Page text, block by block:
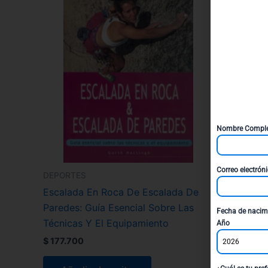
DEPORTES
Escalada En Roca De Escalada De
Paredes: Guía Esencial Sobre Las
Técnicas Y El Equipamiento
$ 177.700
Nombre
Correo
Fecha de
Año
2026